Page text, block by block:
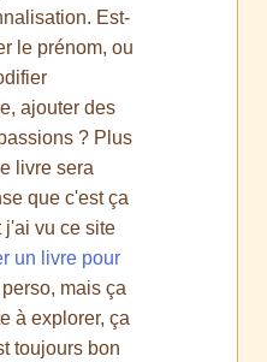
Est-
le prénom, ou
ajouter des
? Plus
livre sera
que c'est ça
j'ai vu ce site
un livre pour
mais ça
à explorer, ça
toujours bon